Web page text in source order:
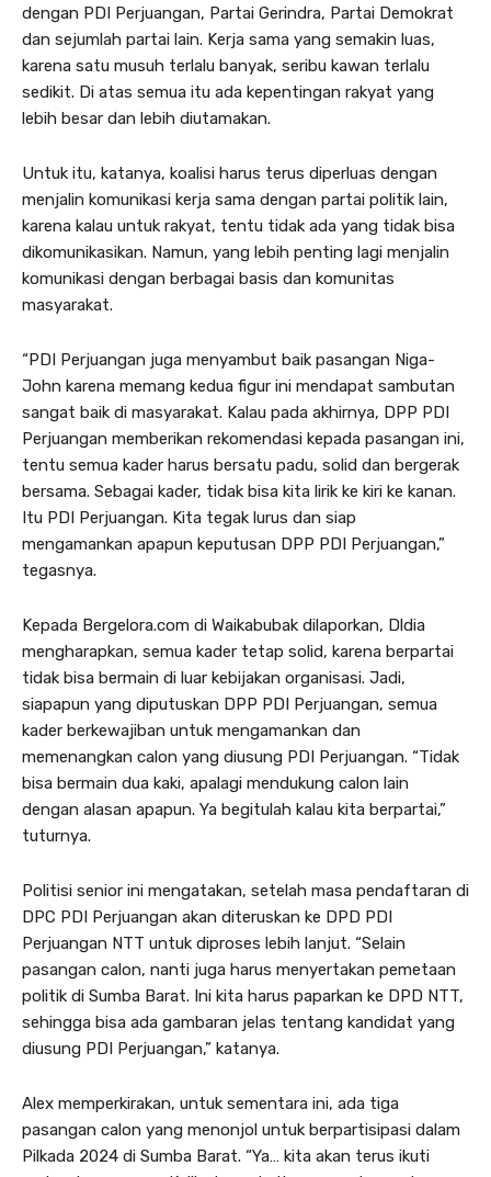
dengan PDI Perjuangan, Partai Gerindra, Partai Demokrat
dan sejumlah partai lain. Kerja sama yang semakin luas,
karena satu musuh terlalu banyak, seribu kawan terlalu
sedikit. Di atas semua itu ada kepentingan rakyat yang
lebih besar dan lebih diutamakan.
Untuk itu, katanya, koalisi harus terus diperluas dengan
menjalin komunikasi kerja sama dengan partai politik lain,
karena kalau untuk rakyat, tentu tidak ada yang tidak bisa
dikomunikasikan. Namun, yang lebih penting lagi menjalin
komunikasi dengan berbagai basis dan komunitas
masyarakat.
“PDI Perjuangan juga menyambut baik pasangan Niga-
John karena memang kedua figur ini mendapat sambutan
sangat baik di masyarakat. Kalau pada akhirnya, DPP PDI
Perjuangan memberikan rekomendasi kepada pasangan ini,
tentu semua kader harus bersatu padu, solid dan bergerak
bersama. Sebagai kader, tidak bisa kita lirik ke kiri ke kanan.
Itu PDI Perjuangan. Kita tegak lurus dan siap
mengamankan apapun keputusan DPP PDI Perjuangan,”
tegasnya.
Kepada Bergelora.com di Waikabubak dilaporkan, Dldia
mengharapkan, semua kader tetap solid, karena berpartai
tidak bisa bermain di luar kebijakan organisasi. Jadi,
siapapun yang diputuskan DPP PDI Perjuangan, semua
kader berkewajiban untuk mengamankan dan
memenangkan calon yang diusung PDI Perjuangan. “Tidak
bisa bermain dua kaki, apalagi mendukung calon lain
dengan alasan apapun. Ya begitulah kalau kita berpartai,”
tuturnya.
Politisi senior ini mengatakan, setelah masa pendaftaran di
DPC PDI Perjuangan akan diteruskan ke DPD PDI
Perjuangan NTT untuk diproses lebih lanjut. “Selain
pasangan calon, nanti juga harus menyertakan pemetaan
politik di Sumba Barat. Ini kita harus paparkan ke DPD NTT,
sehingga bisa ada gambaran jelas tentang kandidat yang
diusung PDI Perjuangan,” katanya.
Alex memperkirakan, untuk sementara ini, ada tiga
pasangan calon yang menonjol untuk berpartisipasi dalam
Pilkada 2024 di Sumba Barat. “Ya… kita akan terus ikuti